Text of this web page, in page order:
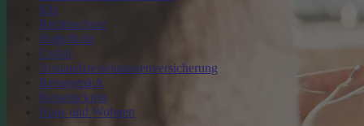
Kfz
Rechtsschutz
Haftpflicht
Unfall
Auslandsreisekrankenversicherung
Reisegepäck
Reiserücktritt
Haus und Wohnen